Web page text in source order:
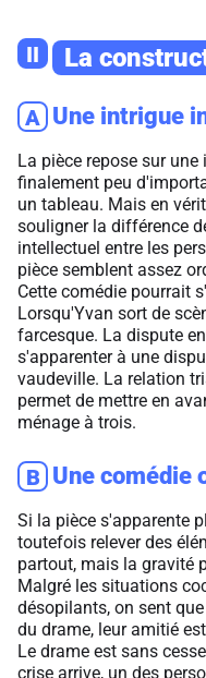
II La
A Une intrigue
La pièce repose sur
finalement peu
un tableau. Mais en
souligner la différence
intellectuel entre les
pièce semblent assez
Cette comédie pourrait
Lorsqu'Yvan sort de
farcesque. La dispute
s'apparenter à une
vaudeville. La relation
permet de mettre en
ménage à trois.
B Une comédie
Si la pièce s'apparente
toutefois relever des
partout, mais la gravité
Malgré les situations
désopilants, on sent
du drame, leur amitié
Le drame est sans
crise arrive, un des